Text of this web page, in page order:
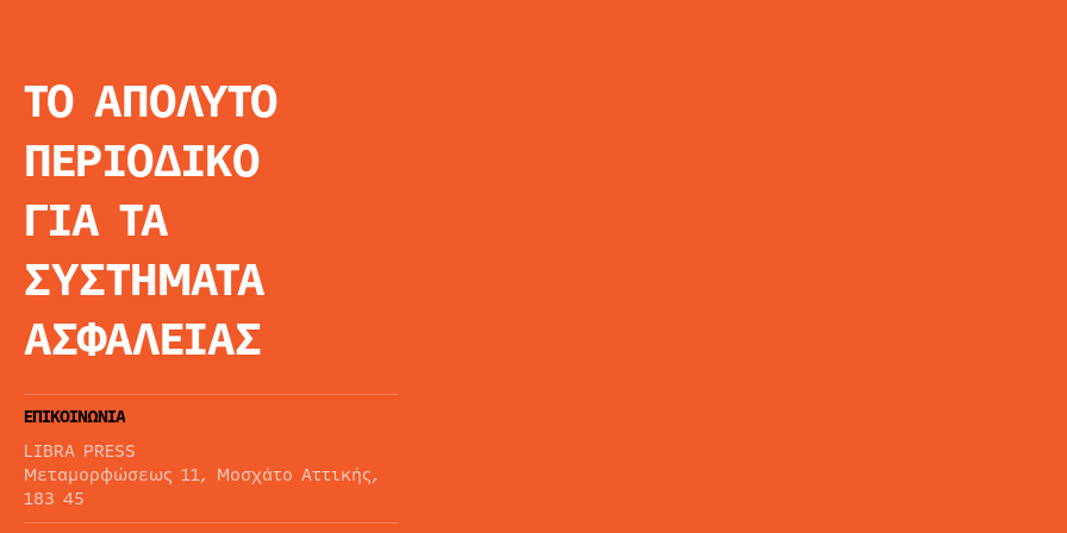
ΤΟ ΑΠΟΛΥΤΟ
ΠΕΡΙΟΔΙΚΟ
ΓΙΑ ΤΑ
ΣΥΣΤΗΜΑΤΑ
ΑΣΦΑΛΕΙΑΣ
ΕΠΙΚΟΙΝΩΝΙΑ
LIBRA PRESS
Μεταμορφώσεως 11, Μοσχάτο Αττικής,
183 45